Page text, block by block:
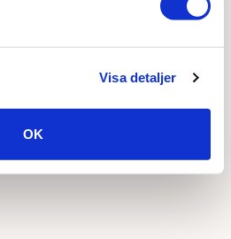
Visa detaljer
OK